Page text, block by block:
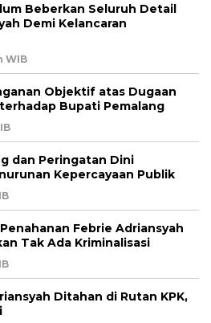
Beberkan Seluruh Detail
Demi Kelancaran
WIB
Objektif atas Dugaan
Bupati Pemalang
dan Peringatan Dini
Kepercayaan Publik
Febrie Adriansyah
Tak Ada Kriminalisasi
Ditahan di Rutan KPK,